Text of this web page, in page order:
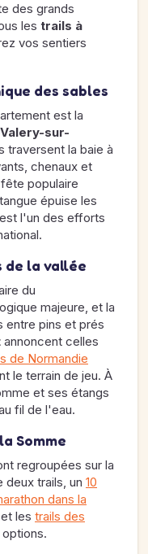
des grands
les trails à
vos sentiers
des sables
est la
sur-
traversent la baie à
chenaux et
populaire
épuise les
l'un des efforts
de la vallée
du
majeure, et la
pins et prés
annoncent celles
de Normandie
le terrain de jeu. À
et ses étangs
fil de l'eau.
Somme
regroupées sur la
deux trails, un 10
dans la
les trails des